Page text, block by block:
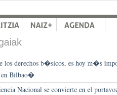
los derechos b�sicos, es hoy m�s
Bilbao�
Nacional se convierte en el